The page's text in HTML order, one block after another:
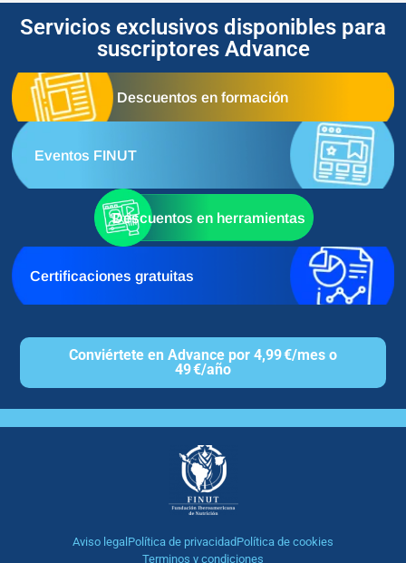
Servicios exclusivos disponibles para
suscriptores Advance
Descuentos en formación
Eventos FINUT
Descuentos en herramientas
Certificaciones gratuitas
Conviértete en Advance por 4,99 €/mes o
49 €/año
Aviso legalPolítica de privacidadPolítica de cookies
Terminos y condiciones